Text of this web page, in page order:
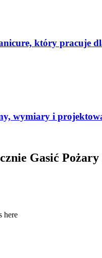
który pracuje
wymiary i
Gasić
here